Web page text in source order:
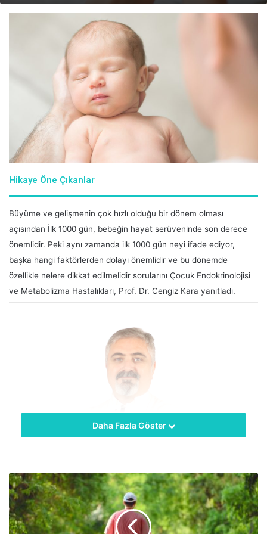
email
Hikaye Öne Çıkanlar
Büyüme ve gelişmenin çok hızlı olduğu bir dönem olması
açısından İlk 1000 gün, bebeğin hayat serüveninde son derece
önemlidir. Peki aynı zamanda ilk 1000 gün neyi ifade ediyor,
başka hangi faktörlerden dolayı önemlidir ve bu dönemde
özellikle nelere dikkat edilmelidir sorularını Çocuk Endokrinolojisi
ve Metabolizma Hastalıkları, Prof. Dr. Cengiz Kara yanıtladı.
ikinci doğum yıldönümüne kadar olan süreyi tanımlayan ve
giderek yaygınlaşan bir terimdir. Gebeliğin 270 günü ile
doğum sonrası ilk 730 günün toplamını ifade eder.
Günümüzde çocuk ve toplum sağlığını iyileştirmek için
Daha Fazla Göster